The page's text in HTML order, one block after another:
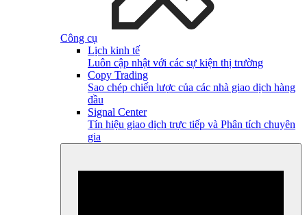
Công cụ
Lịch kinh tế
Luôn cập nhật với các sự kiện thị trường
Copy Trading
Sao chép chiến lược của các nhà giao dịch hàng
đầu
Signal Center
Tín hiệu giao dịch trực tiếp và Phân tích chuyên
gia